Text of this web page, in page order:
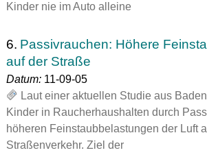
Kinder nie im Auto alleine
6. Passivrauchen: Höhere
auf der Straße
Datum:11-09-05
Laut einer aktuellen Studie aus
Kinder in Raucherhaushalten durch
höheren Feinstaubbelastungen der Luft
Straßenverkehr. Ziel der